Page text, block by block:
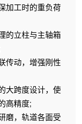
加工时的重负荷
的立柱与主轴箱
传动，增强刚性
大跨度设计，使
高精度;
磨，轨道各面受